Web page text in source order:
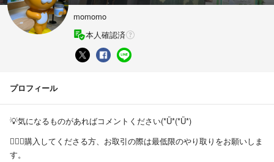
momomo
本人確認済
プロフィール
💡気になるものがあればコメントください(*Ü*(*Ü*)
🙇🏻‍♀️購入してくださる方、お取引の際は最低限のやり取りをお願いしま
す。